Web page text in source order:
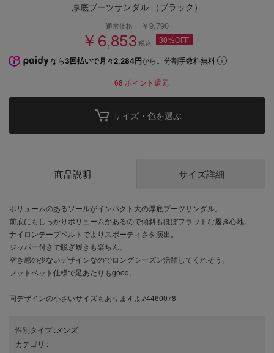
厚底ブーツサンダル （ブラック）
通常価格：￥9,790
￥6,853税込 30%OFF
なら 3回払いで月々2,284円から。分割手数料無料
68 ポイント還元
サイズ・色を選ぶ
商品説明 サイズ詳細
ボリュームのあるソールがインパクト大の厚底ブーツサンダル。
前底にもしっかりボリュームがあるので傾斜もほぼフラットな履き心地。
ナイロンテープベルトでよりスポーティさを演出。
ジッパー付きで脱ぎ履きも楽ちん。
空き感の少ないデザインなのでロングシーズン活躍してくれそう。
フットベット仕様で足あたりもgood。
同デザインの小さいサイズもありますよ♪4460078
性別タイプ :メンズ
カテゴリ :